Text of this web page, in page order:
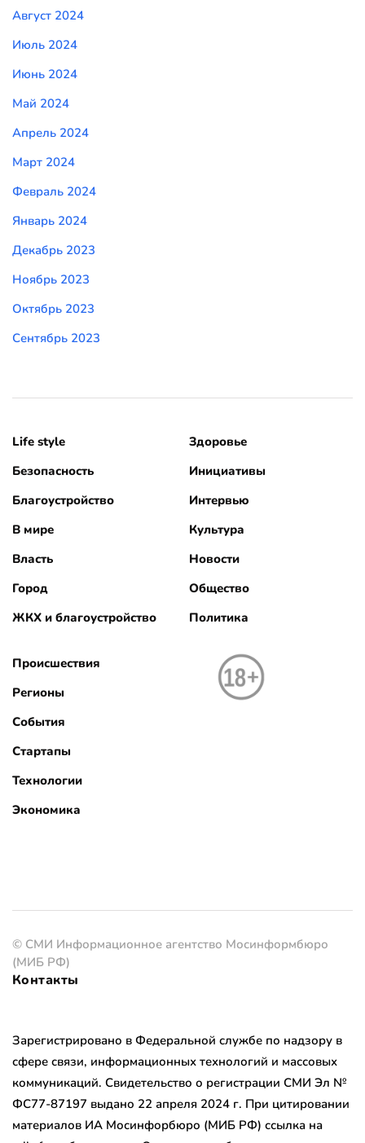
Август 2024
Июль 2024
Июнь 2024
Май 2024
Апрель 2024
Март 2024
Февраль 2024
Январь 2024
Декабрь 2023
Ноябрь 2023
Октябрь 2023
Сентябрь 2023
Life style
Безопасность
Благоустройство
В мире
Власть
Город
ЖКХ и благоустройство
Здоровье
Инициативы
Интервью
Культура
Новости
Общество
Политика
Происшествия
Регионы
События
Стартапы
Технологии
Экономика
© СМИ Информационное агентство Мосинформбюро
(МИБ РФ)
Контакты
Зарегистрировано в Федеральной службе по надзору в
сфере связи, информационных технологий и массовых
коммуникаций. Свидетельство о регистрации СМИ Эл №
ФС77-87197 выдано 22 апреля 2024 г. При цитировании
материалов ИА Мосинфорбюро (МИБ РФ) ссылка на